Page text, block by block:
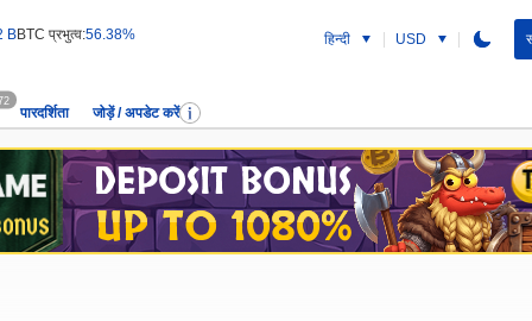
BBTC प्रभुत्व:56.38% हिन्दी USD
पारदर्शिता जोड़ें / अपडेट करें